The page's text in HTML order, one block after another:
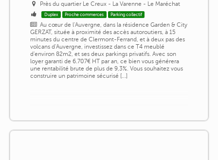
Près du quartier Le Creux - La Varenne - Le Maréchat
Duplex Proche commerces Parking collectif
Au cœur de l'Auvergne, dans la résidence Garden & City
GERZAT, située à proximité des accès autoroutiers, à 15
minutes du centre de Clermont-Ferrand, et à deux pas des
volcans d'Auvergne, investissez dans ce T4 meublé
d'environ 82m2, et ses deux parkings privatifs. Avec son
loyer garanti de 6.707€ HT par an, ce bien vous générera
une rentabilité brute de plus de 9,3%. Vous souhaitez vous
construire un patrimoine sécurisé [...]